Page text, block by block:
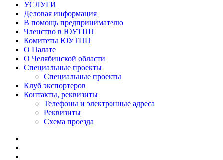
УСЛУГИ
Деловая информация
В помощь предпринимателю
Членство в ЮУТПП
Комитеты ЮУТПП
О Палате
О Челябинской области
Специальные проекты
Специальные проекты
Клуб экспортеров
Контакты, реквизиты
Телефоны и электронные адреса
Реквизиты
Схема проезда